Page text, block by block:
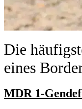
Die
eines
MDR 1-